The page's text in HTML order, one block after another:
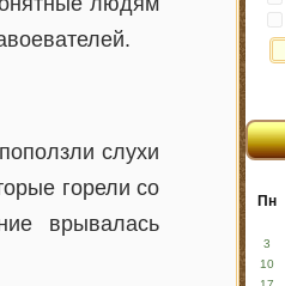
слухи
горели со
врывалась
Пн
3
10